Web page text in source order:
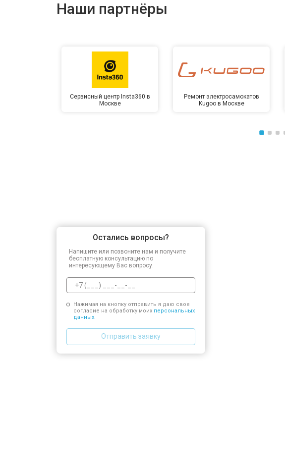
Наши партнёры
Сервисный центр Insta360 в
Москве
Ремонт электросамокатов
Kugoo в Москве
Остались вопросы?
Напишите или позвоните нам и получите
бесплатную консультацию по
интересующему Вас вопросу.
Нажимая на кнопку отправить я даю свое
согласие на обработку моих персональных
данных.
Отправить заявку